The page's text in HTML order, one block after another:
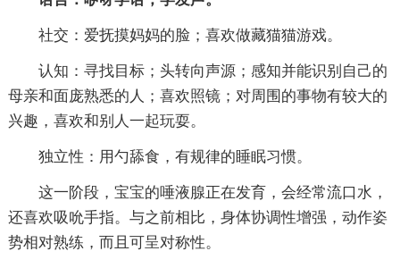
社交：爱抚摸妈妈的脸；喜欢做藏猫猫游戏。
认知：寻找目标；头转向声源；感知并能识别自己的
母亲和面庞熟悉的人；喜欢照镜；对周围的事物有较大的
兴趣，喜欢和别人一起玩耍。
独立性：用勺舔食，有规律的睡眠习惯。
这一阶段，宝宝的唾液腺正在发育，会经常流口水，
还喜欢吸吮手指。与之前相比，身体协调性增强，动作姿
势相对熟练，而且可呈对称性。